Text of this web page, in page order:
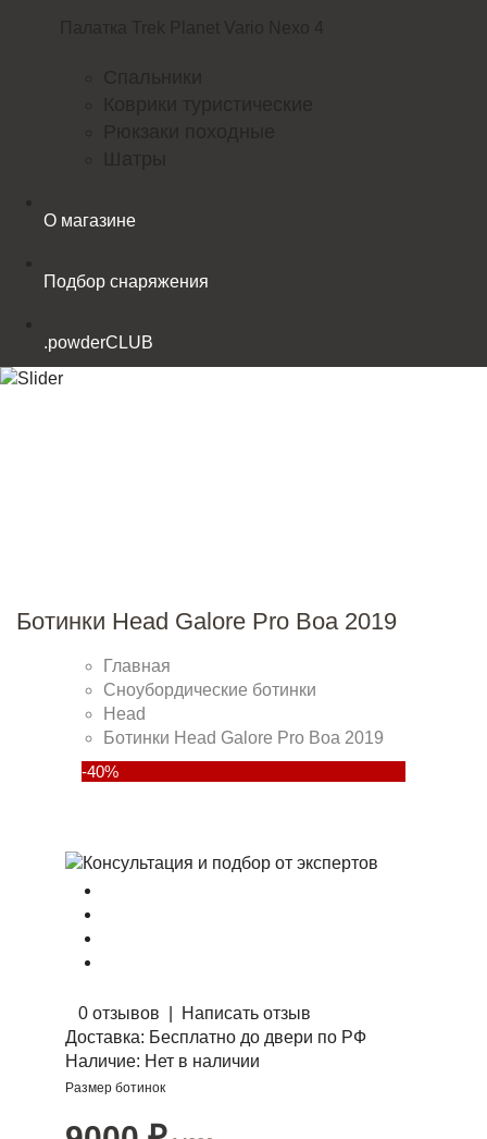
О магазине
Подбор снаряжения
.powderCLUB
Ботинки Head Galore Pro Boa 2019
Главная
Сноубордические ботинки
Head
Ботинки Head Galore Pro Boa 2019
-40%
0 отзывов
Написать отзыв
Доставка: Бесплатно до двери по РФ
Наличие: Нет в наличии
Размер ботинок